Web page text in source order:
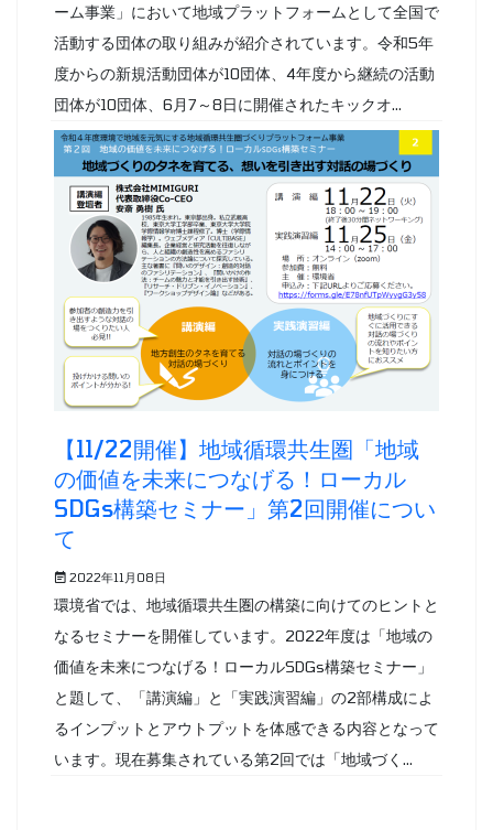
ーム事業」において地域プラットフォームとして全国で
活動する団体の取り組みが紹介されています。令和5年
度からの新規活動団体が10団体、4年度から継続の活動
団体が10団体、6月7～8日に開催されたキックオ...
【11/22開催】地域循環共生圏「地域
の価値を未来につなげる！ローカル
SDGs構築セミナー」第2回開催につい
て
2022年11月08日
環境省では、地域循環共生圏の構築に向けてのヒントと
なるセミナーを開催しています。2022年度は「地域の
価値を未来につなげる！ローカルSDGs構築セミナー」
と題して、「講演編」と「実践演習編」の2部構成によ
るインプットとアウトプットを体感できる内容となって
います。現在募集されている第2回では「地域づく...